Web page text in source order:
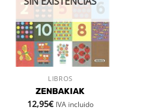
VISTA RÁPIDA
LIBROS
ZENBAKIAK
12,95€ IVA incluido